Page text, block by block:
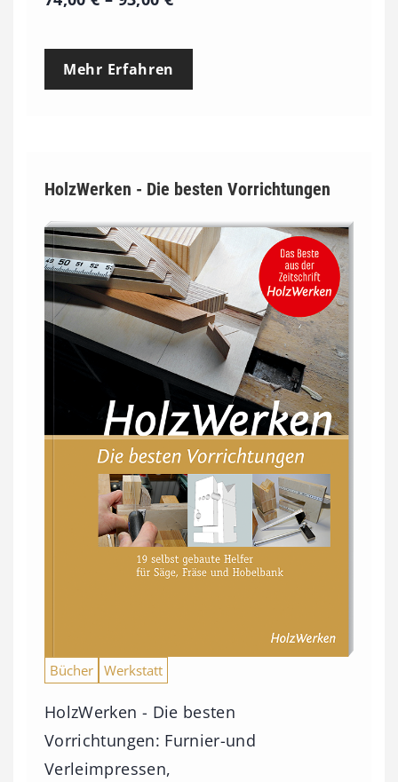
e
a
n
n
e
:
7
4
0
0
€
b
i
3
0
0
Mehr Erfahren
HolzWerken - Die besten Vorrichtungen
Bücher Werkstatt
HolzWerken - Die besten
Vorrichtungen: Furnier-und
Verleimpressen,